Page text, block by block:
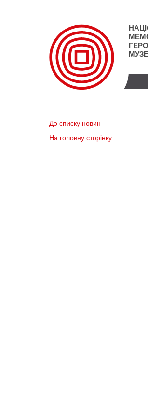
До списку новин
На головну сторінку